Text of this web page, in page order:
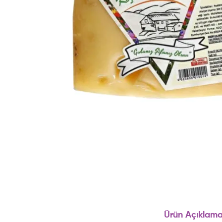
Ürün